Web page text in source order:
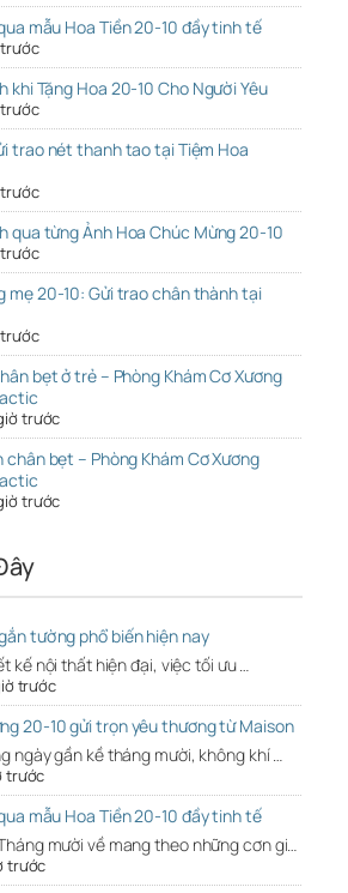
mẫu Hoa Tiền 20-10 đầy tinh tế
khi Tặng Hoa 20-10 Cho Người Yêu
trao nét thanh tao tại Tiệm Hoa
qua từng Ảnh Hoa Chúc Mừng 20-10
mẹ 20-10: Gửi trao chân thành tại
bẹt ở trẻ – Phòng Khám Cơ Xương
trước
chân bẹt – Phòng Khám Cơ Xương
trước
tường phổ biến hiện nay
kế nội thất hiện đại, việc tối ưu …
trước
20-10 gửi trọn yêu thương từ Maison
ngày gần kề tháng mười, không khí …
trước
mẫu Hoa Tiền 20-10 đầy tinh tế
mười về mang theo những cơn gi…
trước